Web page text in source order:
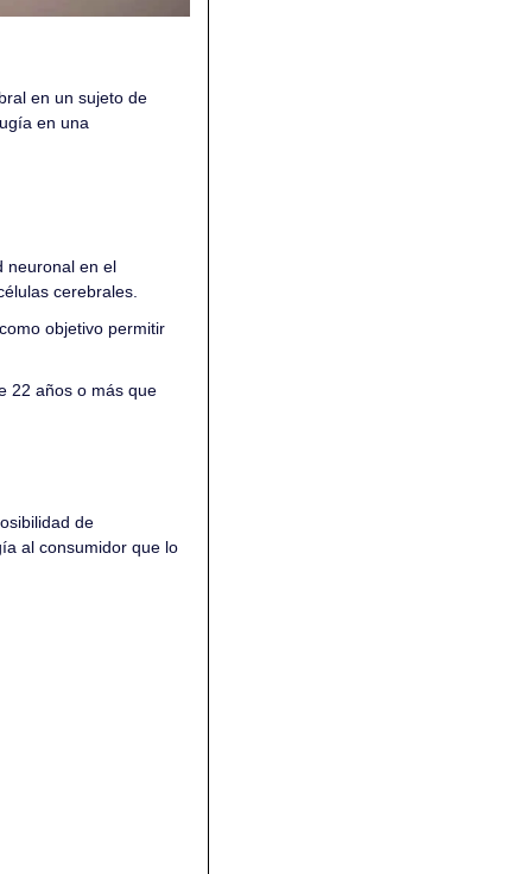
en un sujeto de
neuronal en el
cerebrales.
objetivo permitir
22 años o más que
de
al consumidor que lo